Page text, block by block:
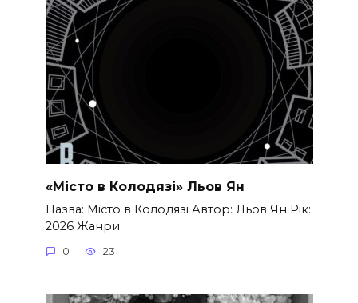
«Місто в Колодязі» Льов Ян
Назва: Місто в Колодязі Автор: Льов Ян Рік:
2026 Жанри
0 23